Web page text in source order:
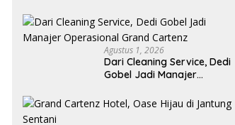
Agustus 1, 2026
Dari Cleaning Service, Dedi
Gobel Jadi Manajer
Cartenz